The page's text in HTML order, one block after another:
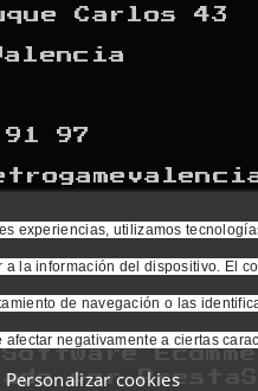
Carlos 43
97
experiencias, utilizamos
a la información del dispositivo. El
de navegación o las
negativamente a ciertas
Personalizar cookies
por